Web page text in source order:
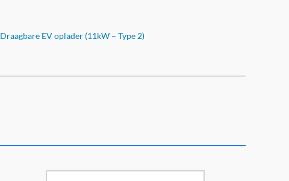
Draagbare EV oplader (11kW – Type 2)